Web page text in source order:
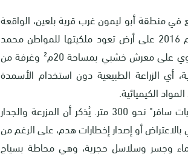
في منطقة أبو ليمون غرب قرية بلعين، الواقعة
إلى الغرب من محافظة رام الله والبيرة، تأسست هذه المزرعة عام 2016 على أرض تعود ملكيتها للمواطن محمد
منصور من قرية بلعين، وتبلغ مساحة المزرعة خمسة دونمات، وتحتوي على معرش خشبي بمساحة 20م² وغرفة من
العضوية، أي الزراعة الطبيعية دون استخدام الأسمدة
الكيميائية.
تقع المزرعة في منطقة "ج"، وتبعد عن جدار الضم ومستعمرة "كريات سافر" نحو 300 متر. يُذكر أن المزرعة والجدار
بالاعتراض أو إصدار إخطارات هدم، على الرغم من
ماء وجسر وسلاسل حجرية، وهي محاطة بسياج